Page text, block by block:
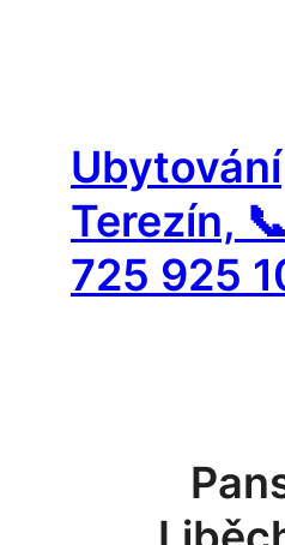
obsah
Ubytování
Terezín,
725 925